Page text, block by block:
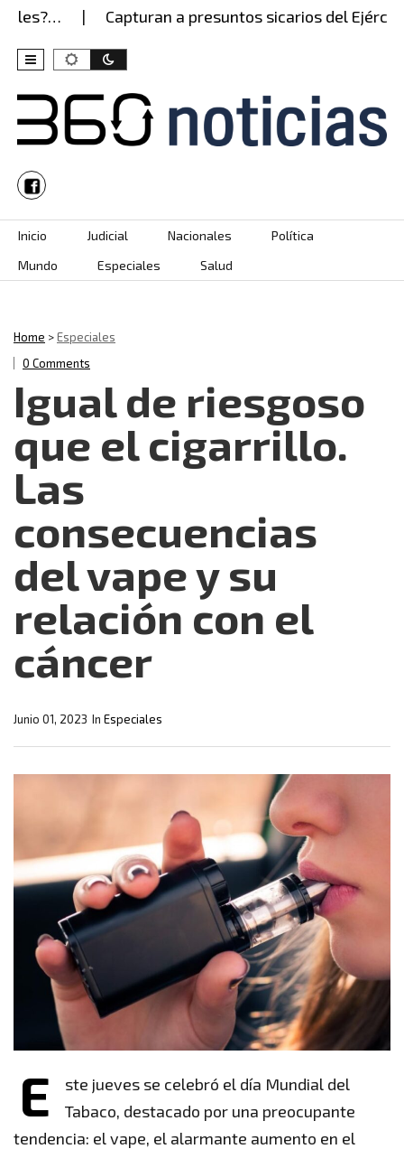
Capturan a presuntos sicarios del Ejército
Skip to content
Inicio Judicial Nacionales
Política
Mundo
Especiales Salud
Home >Especiales
0 Comments
Igual de riesgoso
que el cigarrillo.
Las
consecuencias
del vape y su
relación con el
cáncer
In Especiales
Junio 01, 2023
E
ste jueves se celebró el día Mundial del
Tabaco, destacado por una preocupante
tendencia: el vape, el alarmante aumento en el